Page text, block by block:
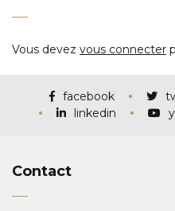
Vous devez vous connecter
facebook
linkedin
Contact